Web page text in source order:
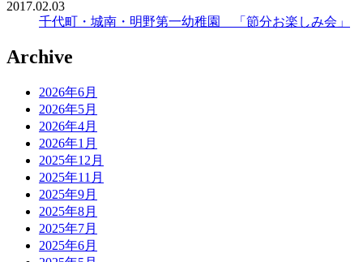
2017.02.03
千代町・城南・明野第一幼稚園 「節分お楽しみ会」
Archive
2026年6月
2026年5月
2026年4月
2026年1月
2025年12月
2025年11月
2025年9月
2025年8月
2025年7月
2025年6月